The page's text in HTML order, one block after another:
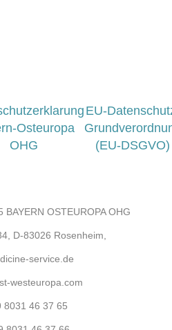
Osteuropa
OHG
EU-
(EU-DSGVO)
OSTEUROPA OHG
D-83026 Rosenheim,
service.de
westeuropa.com
8031 46 37 65